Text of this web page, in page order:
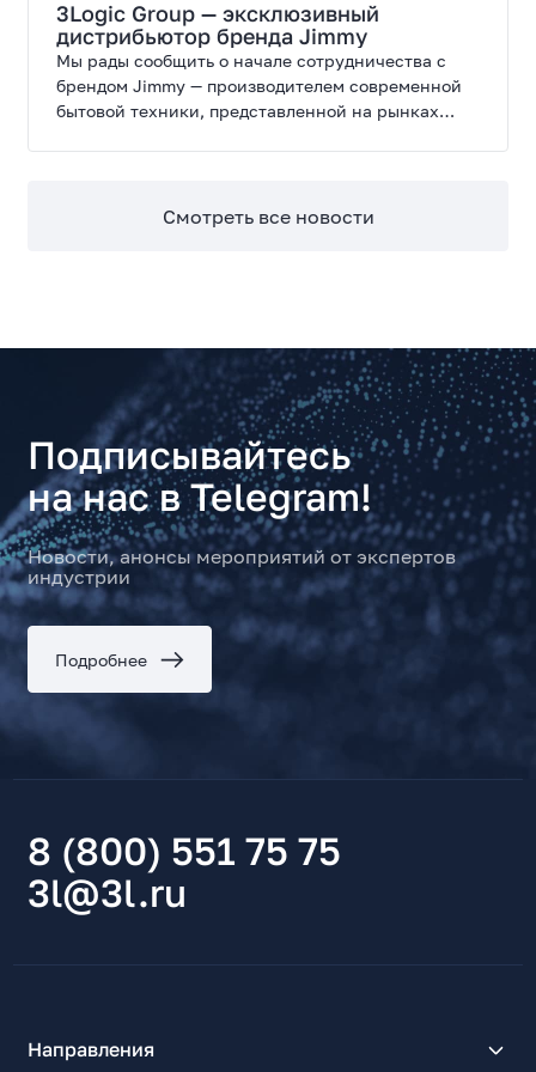
3Logic Group — эксклюзивный
дистрибьютор бренда Jimmy
Мы рады сообщить о начале сотрудничества с
брендом Jimmy — производителем современной
бытовой техники, представленной на рынках
Смотреть все новости
Подписывайтесь
на нас в Telegram!
Новости, анонсы мероприятий от экспертов
индустрии
Подробнее
8 (800) 551 75 75
3l@3l.ru
Направления